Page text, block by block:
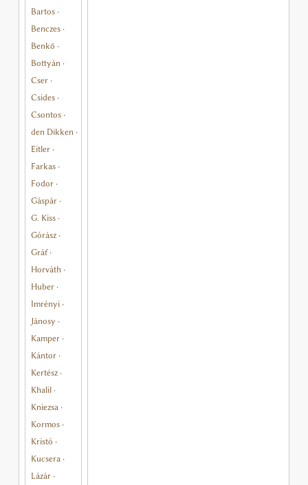
Bartos·
Benczes·
Benkő ·
Bottyán ·
Cser·
Csides·
Csontos·
den Dikken ·
Eitler·
Farkas·
Fodor·
Gáspár·
G. Kiss·
Górász·
Gráf·
Horváth ·
Huber·
Imrényi·
Jánosy ·
Kamper·
Kántor·
Kertész·
Khalil·
Kniezsa ·
Kormos·
Kristó ·
Kucsera ·
Lázár·